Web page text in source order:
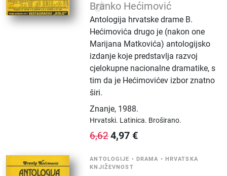
Branko Hećimović
Antologija hrvatske drame B.
Hećimovića drugo je (nakon one
Marijana Matkovića) antologijsko
izdanje koje predstavlja razvoj
cjelokupne nacionalne dramatike, s
tim da je Hećimovićev izbor znatno
širi.
Znanje, 1988.
Hrvatski. Latinica. Broširano.
6,624,97 €
ANTOLOGIJE • DRAMA • HRVATSKA
KNJIŽEVNOST